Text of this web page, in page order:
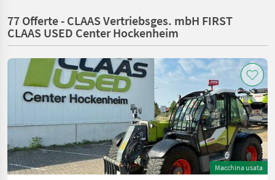
77 Offerte - CLAAS Vertriebsges. mbH FIRST
CLAAS USED Center Hockenheim
Macchina usata